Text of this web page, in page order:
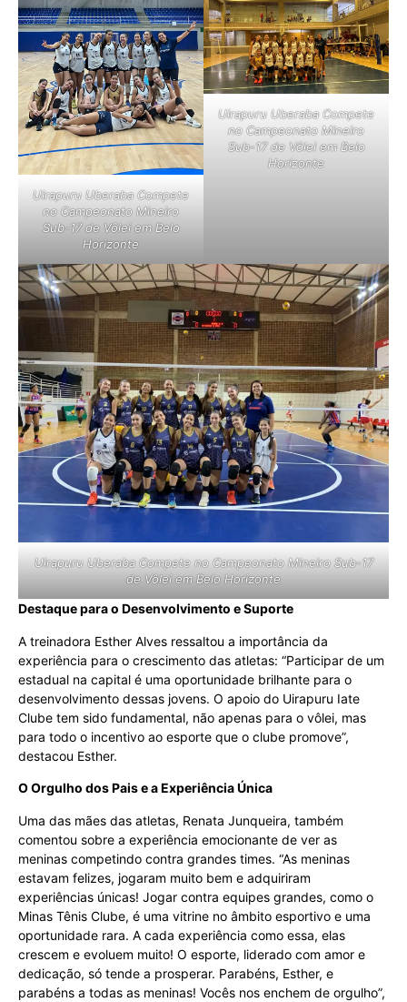
Uirapuru Uberaba Compete
no Campeonato Mineiro
Sub-17 de Vôlei em Belo
Horizonte
Uirapuru Uberaba Compete
no Campeonato Mineiro
Sub-17 de Vôlei em Belo
Horizonte
Uirapuru Uberaba Compete no Campeonato Mineiro Sub-17
de Vôlei em Belo Horizonte
Destaque para o Desenvolvimento e Suporte
A treinadora Esther Alves ressaltou a importância da
experiência para o crescimento das atletas: “Participar de um
estadual na capital é uma oportunidade brilhante para o
desenvolvimento dessas jovens. O apoio do Uirapuru Iate
Clube tem sido fundamental, não apenas para o vôlei, mas
para todo o incentivo ao esporte que o clube promove”,
destacou Esther.
O Orgulho dos Pais e a Experiência Única
Uma das mães das atletas, Renata Junqueira, também
comentou sobre a experiência emocionante de ver as
meninas competindo contra grandes times. “As meninas
estavam felizes, jogaram muito bem e adquiriram
experiências únicas! Jogar contra equipes grandes, como o
Minas Tênis Clube, é uma vitrine no âmbito esportivo e uma
oportunidade rara. A cada experiência como essa, elas
crescem e evoluem muito! O esporte, liderado com amor e
dedicação, só tende a prosperar. Parabéns, Esther, e
parabéns a todas as meninas! Vocês nos enchem de orgulho”,